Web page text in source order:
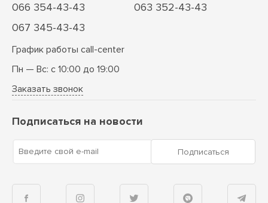
066 354-43-43
063 352-43-43
067 345-43-43
График работы call-center
Пн — Вс: с 10:00 до 19:00
Заказать звонок
Подписаться на новости
Введите свой e-mail Подписаться